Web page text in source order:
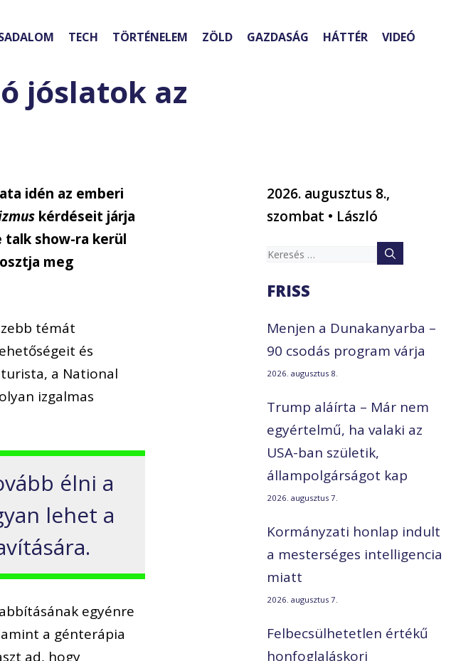
TECH TÖRTÉNELEM ZÖLD GAZDASÁG HÁTTÉR VIDEÓ
jóslatok az
idén az emberi
kérdéseit járja
talk show-ra kerül
meg
témát
és
a National
izgalmas
élni a
lehet a
egyénre
a génterápia
ad, hogy
2026. augusztus 8.,
szombat • László
Keresés:
FRISS
Menjen a Dunakanyarba –
90 csodás program várja
2026. augusztus 8.
Trump aláírta – Már nem
egyértelmű, ha valaki az
USA-ban születik,
állampolgárságot kap
2026. augusztus 7.
Kormányzati honlap indult
a mesterséges intelligencia
miatt
2026. augusztus 7.
Felbecsülhetetlen értékű
honfoglaláskori